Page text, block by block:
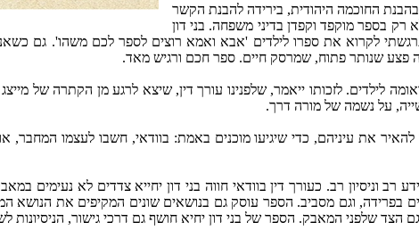
החוכמה היהודית, בירידה להבנת הקשר
רק בספר מוקפד וקפדן בדיני משפחה. בני דון
לקרוא את ספרו לילדים 'אבא ואמא רוצים לספר לכם משהו'. גם
פצע שנותר פתוח, שמרסק חיים. ספר חכם ורגיש מאד.
לילדים. לזכותו ייאמר, שלפנינו עורך דין, שיצא לרגע מן הקתרה של
על נשמה של מורה דרך.
להאיר את עיניהם, כדי שיגיעו מוכנים באמת: בוודאי, חשבו לעצמו
רב. כעורך דין בוודאי חווה בני דון יחייא צדדים לא נעימים
וגם מסביב. הספר עוסק גם בנושאים שונים המקיפים את הנושא
הצד שלפני המאבק. הספר של בני דון יחיא חושף גם דרכי גישור, הניסיונות